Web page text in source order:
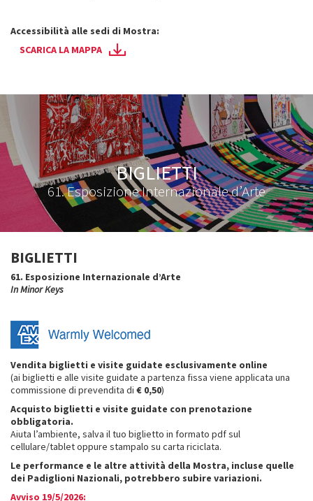
Accessibilità alle sedi di Mostra:
SCARICA LA MAPPA
BIGLIETTI
61. Esposizione Internazionale d’Arte
BIGLIETTI
61. Esposizione Internazionale d’Arte
In Minor Keys
Vendita biglietti e visite guidate esclusivamente online
(ai biglietti e alle visite guidate a partenza fissa viene applicata una
commissione di prevendita di € 0,50)
Acquisto biglietti e visite guidate con prenotazione
obbligatoria.
Aiuta l’ambiente, salva il tuo biglietto in formato pdf sul
cellulare/tablet oppure stampalo su carta riciclata.
Le performance e le altre attività della Mostra, incluse quelle
dei Padiglioni Nazionali, potrebbero subire variazioni.
Avviso 19/5/2026: